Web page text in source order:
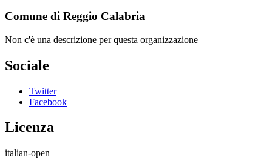
Comune di Reggio Calabria
Non c'è una descrizione per questa organizzazione
Sociale
Twitter
Facebook
Licenza
italian-open